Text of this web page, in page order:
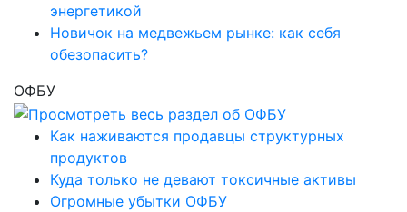
энергетикой
Новичок на медвежьем рынке: как себя
обезопасить?
ОФБУ
Как наживаются продавцы структурных
продуктов
Куда только не девают токсичные активы
Огромные убытки ОФБУ